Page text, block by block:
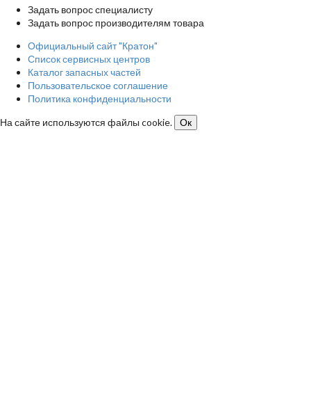
Задать вопрос специалисту
Задать вопрос производителям товара
Официальный сайт "Кратон"
Список сервисных центров
Каталог запасных частей
Пользовательское соглашение
Политика конфиденциальности
На сайте используются файлы cookie.
Ок